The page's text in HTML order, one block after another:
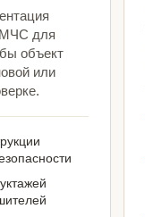
МЧС для
объект
или